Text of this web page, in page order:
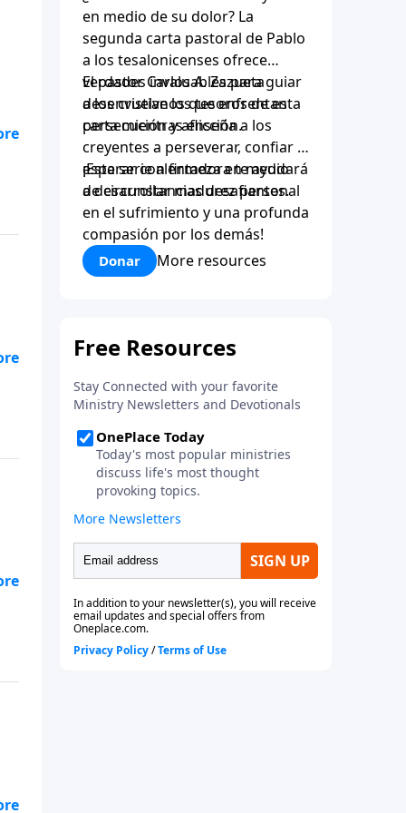
en medio de su dolor? La
segunda carta pastoral de Pablo
a los tesalonicenses ofrece
verdades invaluables para guiar
a los cristianos que enfrentan
persecución y aflicción.
El pastor Carlos A. Zazueta
desenvuelve los tesoros de esta
carta mientras enseña a los
creyentes a perseverar, confiar y
esperar con firmeza en medio
de circunstancias desafiantes.
¡Esta serie alentadora te ayudará
a desarrollar madurez personal
en el sufrimiento y una profunda
compasión por los demás!
Donar More resources